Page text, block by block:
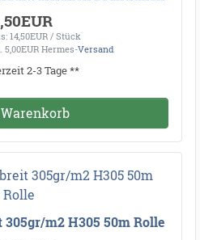
14,50EUR / Stück
5,00EUR Hermes-Versand
2-3 Tage **
Warenkorb
m2 H305 50m Rolle